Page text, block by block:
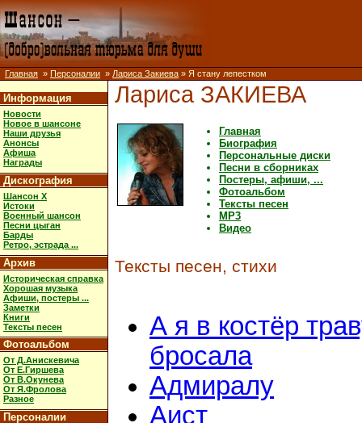
Главная » Персоналии » Лариса Закиева » Я стану лепестком
Информация
Новости
Новое в шансоне
Наши друзья
Анонсы
Афиша
Награды
Дискография
Шансон X
Истоки
Военный шансон
Песни цыган
Барды
Ретро, эстрада ...
Архив
Историческая справка
Хорошая музыка
Афиши, постеры ...
Заметки
Книги
Тексты песен
Фотоальбом
От Д.Анискевича
От Е.Гиршева
От В.Окунева
От Я.Фролова
Разное
Персоналии
Лариса ЗАКИЕВА
Главная
Биография
Персональные диски
Песни в сборниках
Постеры, афиши, ...
Фотоальбом
Тексты песен
MP3
Видео
Тексты песен, стихи
А я в костёр
бросала
Адмиралу
Аист